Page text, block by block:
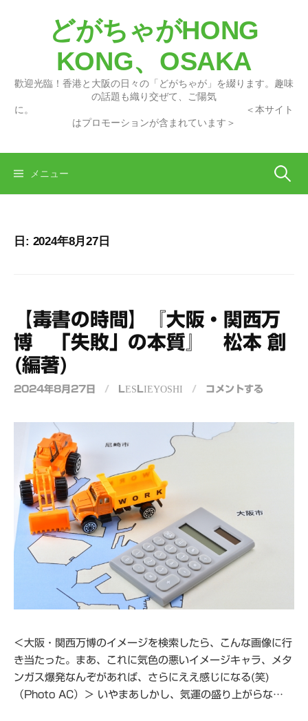
どがちゃがHONG
KONG、OSAKA
歡迎光臨！香港と大阪の日々の「どがちゃが」を綴ります。趣味
の話題も織り交ぜて、ご陽気
に。 ＜本サイト
はプロモーションが含まれています＞
メニュー 検
日: 2024年8月27日
【毒書の時間】『大阪・関西万
博 「失敗」の本質』 松本 創
(編著)
2024年8月27日 / LESLIEYOSHI / コメントする
＜大阪・関西万博のイメージを検索したら、こんな画像に行
き当たった。まあ、これに気色の悪いイメージキャラ、メタ
ンガス爆発なんぞがあれば、さらにええ感じになる(笑)
（Photo AC）＞ いやまあしかし、気運の盛り上がらな…